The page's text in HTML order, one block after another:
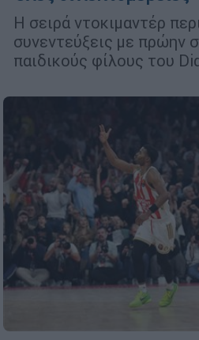
Η σειρά ντοκιμαντέρ
συνεντεύξεις με πρώην
παιδικούς φίλους του